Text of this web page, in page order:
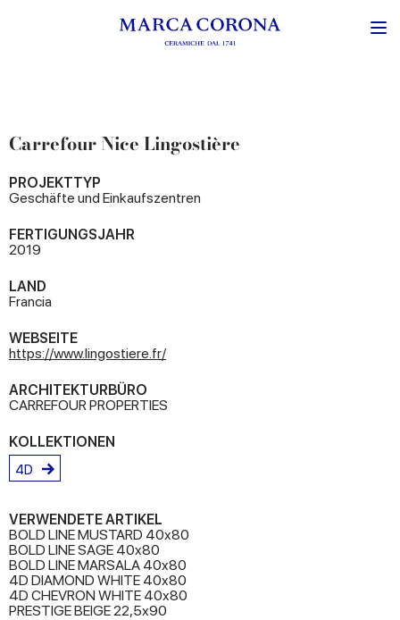
Carrefour Nice Lingostière
PROJEKTTYP
Geschäfte und Einkaufszentren
FERTIGUNGSJAHR
2019
LAND
Francia
WEBSEITE
https://www.lingostiere.fr/
ARCHITEKTURBÜRO
CARREFOUR PROPERTIES
KOLLEKTIONEN
4D
VERWENDETE ARTIKEL
BOLD LINE MUSTARD 40x80
BOLD LINE SAGE 40x80
BOLD LINE MARSALA 40x80
4D DIAMOND WHITE 40x80
4D CHEVRON WHITE 40x80
PRESTIGE BEIGE 22,5x90